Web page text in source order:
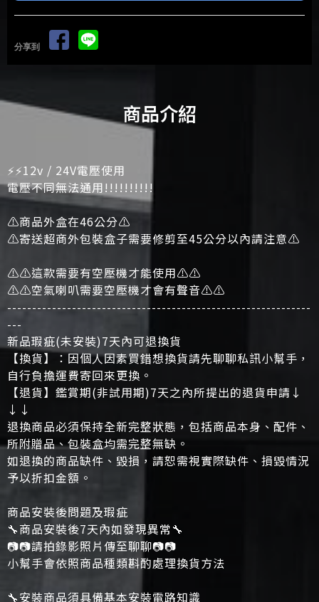
分享到
商品介紹
⚡⚡12v / 24V電壓使用
電壓不同無法通用!!!!!!!!!!
⚠️商品外盒在46公分⚠️
⚠️寄送超商外包裝盒子需要修剪至45公分以內請注意⚠️
⚠️⚠️這款需要有空壓機才能使用⚠️⚠️
⚠️⚠️空氣喇叭需要空壓機才會有聲音⚠️⚠️
-------------------------------------------------------------
---
新品瑕疵(未安裝)7天內可退換貨
【換貨】：因個人因素買錯想換貨請先聊聊私訊小幫手，
自行負擔運費寄回來更換。
【退貨】鑑賞期(非試用期)7天之內所提出的退貨申請↓
↓↓
退換商品必須保持全新完整狀態，包括商品本身、配件、
所附贈品、包裝盒均需完整無缺。
如退換的商品缺件、毀損，請恕需視實際缺件、損毀情況
予以折扣金額。
商品安裝後問題及瑕疵
🔧商品安裝後7天內如發現異常🔧
📷📷請拍錄影照片傳至聊聊📷📷
小幫手會依照商品種類斟酌處理換貨方法
🔧安裝商品須具備基本安裝電路知識